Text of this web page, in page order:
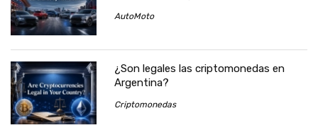
AutoMoto
¿Son legales las criptomonedas en
Argentina?
Criptomonedas